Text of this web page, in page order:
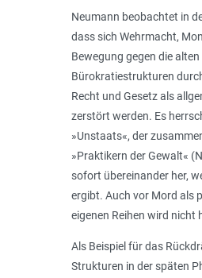
Neumann beobachtet in
dass sich Wehrmacht,
Bewegung gegen die
Bürokratiestrukturen
Recht und Gesetz als
zerstört werden. Es
»Unstaats«, der
»Praktikern der Gewalt«
sofort übereinander her,
ergibt. Auch vor Mord als
eigenen Reihen wird nicht
Als Beispiel für das
Strukturen in der späten